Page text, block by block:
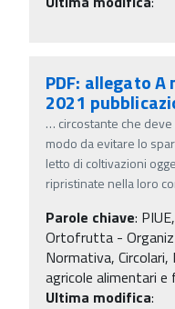
PDF: allegato
2021
… circostante che
modo da evitare lo
letto di coltivazioni
ripristinate nella loro
Parole chiave:
Ortofrutta -
Normativa,
agricole alimentari
Ultima modifica: